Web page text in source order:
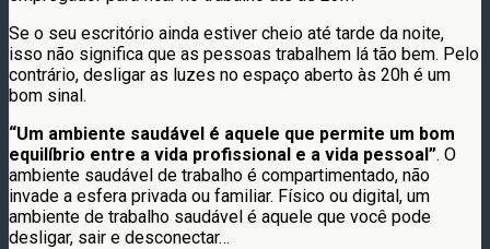
Se o seu escritório ainda estiver cheio até tarde da noite,
isso não significa que as pessoas trabalhem lá tão bem. Pelo
contrário, desligar as luzes no espaço aberto às 20h é um
bom sinal.
“Um ambiente saudável é aquele que permite um bom
equilíbrio entre a vida profissional e a vida pessoal”. O
ambiente saudável de trabalho é compartimentado, não
invade a esfera privada ou familiar. Físico ou digital, um
ambiente de trabalho saudável é aquele que você pode
desligar, sair e desconectar…